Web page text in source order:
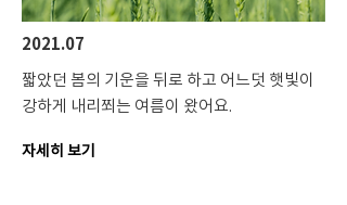
2021.07
짧았던 봄의 기운을 뒤로 하고 어느덧 햇빛이
강하게 내리쬐는 여름이 왔어요.
자세히 보기